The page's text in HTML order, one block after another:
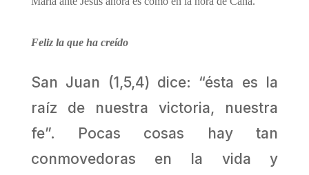
Feliz la que ha creído
San Juan (1,5,4) dice: “ésta es la
raíz de nuestra victoria, nuestra
fe”. Pocas cosas hay tan
conmovedoras en la vida y